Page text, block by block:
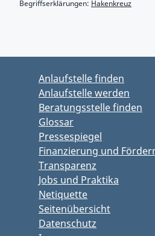
Begriffserklärungen: Hakenkreuz
Anlaufstelle finden
Anlaufstelle werden
Beratungsstelle finden
Glossar
Pressespiegel
Finanzierung und
Transparenz
Jobs und Praktika
Netiquette
Seitenübersicht
Datenschutz